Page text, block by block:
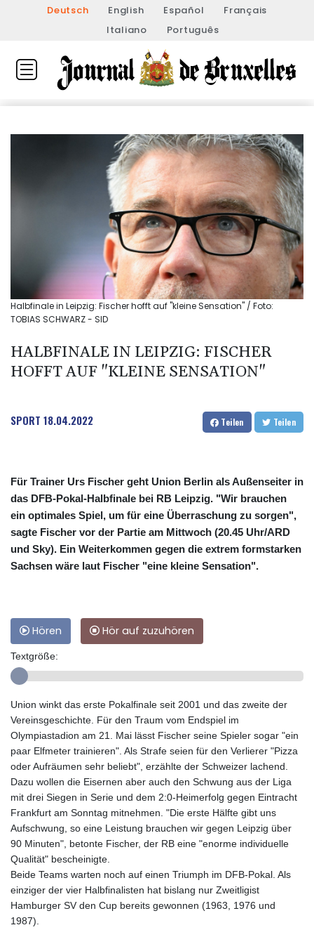
Deutsch English Español
Français
Italiano
Português
Halbfinale in Leipzig: Fischer hofft auf "kleine Sensation" / Foto:
TOBIAS SCHWARZ - SID
HALBFINALE IN LEIPZIG: FISCHER
HOFFT AUF "KLEINE SENSATION"
SPORT 18.04.2022 Teilen Teilen
Für Trainer Urs Fischer geht Union Berlin als Außenseiter in
das DFB-Pokal-Halbfinale bei RB Leipzig. "Wir brauchen
ein optimales Spiel, um für eine Überraschung zu sorgen",
sagte Fischer vor der Partie am Mittwoch (20.45 Uhr/ARD
und Sky). Ein Weiterkommen gegen die extrem formstarken
Sachsen wäre laut Fischer "eine kleine Sensation".
Hören Hör auf zuzuhören
Textgröße:
Union winkt das erste Pokalfinale seit 2001 und das zweite der
Vereinsgeschichte. Für den Traum vom Endspiel im
Olympiastadion am 21. Mai lässt Fischer seine Spieler sogar "ein
paar Elfmeter trainieren". Als Strafe seien für den Verlierer "Pizza
oder Aufräumen sehr beliebt", erzählte der Schweizer lachend.
Dazu wollen die Eisernen aber auch den Schwung aus der Liga
mit drei Siegen in Serie und dem 2:0-Heimerfolg gegen Eintracht
Frankfurt am Sonntag mitnehmen. "Die erste Hälfte gibt uns
Aufschwung, so eine Leistung brauchen wir gegen Leipzig über
90 Minuten", betonte Fischer, der RB eine "enorme individuelle
Qualität" bescheinigte.
Beide Teams warten noch auf einen Triumph im DFB-Pokal. Als
einziger der vier Halbfinalisten hat bislang nur Zweitligist
Hamburger SV den Cup bereits gewonnen (1963, 1976 und
1987).